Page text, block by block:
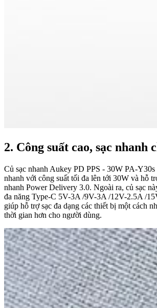
2. Công suất cao, sạc nhanh
Củ sạc nhanh Aukey PD PPS - 30W PA-Y30s
nhanh với công suất tối đa lên tới 30W và hỗ
nhanh Power Delivery 3.0. Ngoài ra, củ sạc
đa năng Type-C 5V-3A /9V-3A /12V-2.5A /
giúp hỗ trợ sạc đa dạng các thiết bị một cách
thời gian hơn cho người dùng.